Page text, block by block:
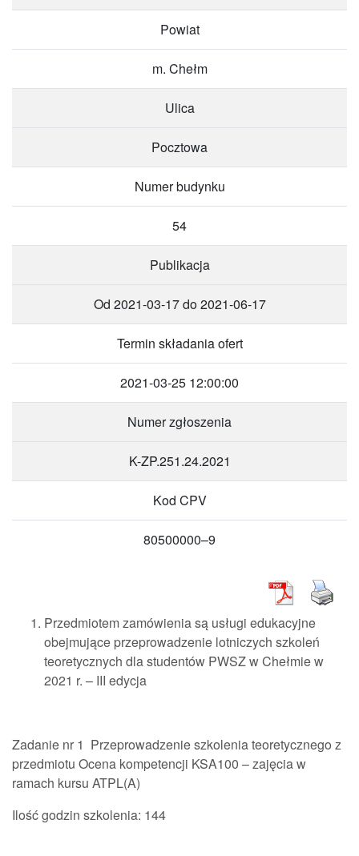
Powiat
m. Chełm
Ulica
Pocztowa
Numer budynku
54
Publikacja
Od 2021-03-17 do 2021-06-17
Termin składania ofert
2021-03-25 12:00:00
Numer zgłoszenia
K-ZP.251.24.2021
Kod CPV
80500000–9
Przedmiotem zamówienia są usługi edukacyjne
obejmujące przeprowadzenie lotniczych szkoleń
teoretycznych dla studentów PWSZ w Chełmie w
2021 r. – III edycja
Zadanie nr 1 Przeprowadzenie szkolenia teoretycznego z
przedmiotu Ocena kompetencji KSA100 – zajęcia w
ramach kursu ATPL(A)
Ilość godzin szkolenia: 144